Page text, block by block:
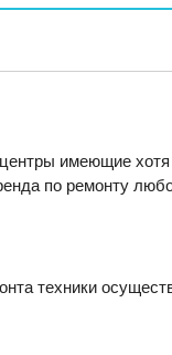
имеющие
по ремонту
техники